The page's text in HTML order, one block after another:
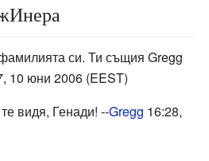
си. Ти същия Gregg
10 юни 2006 (EEST)
видя, Генади! --Gregg 16:28,